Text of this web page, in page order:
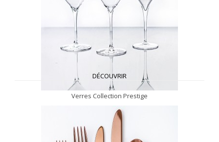
DÉCOUVRIR
Verres Collection Prestige